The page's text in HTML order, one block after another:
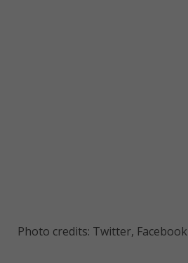
Photo credits: Twitter, Facebook